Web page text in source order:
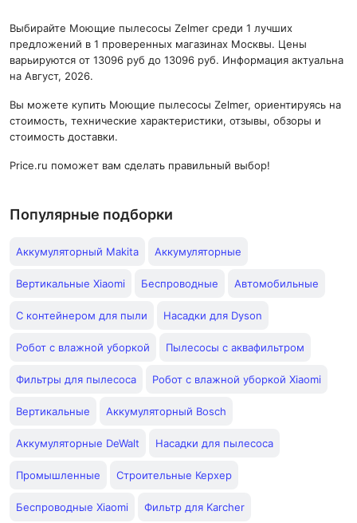
Выбирайте Моющие пылесосы Zelmer среди 1 лучших
предложений в 1 проверенных магазинах Москвы. Цены
варьируются от 13096 руб до 13096 руб. Информация актуальна
на Август, 2026.
Вы можете купить Моющие пылесосы Zelmer, ориентируясь на
стоимость, технические характеристики, отзывы, обзоры и
стоимость доставки.
Price.ru поможет вам сделать правильный выбор!
Популярные подборки
Аккумуляторный Makita Аккумуляторные
Вертикальные Xiaomi Беспроводные Автомобильные
С контейнером для пыли Насадки для Dyson
Робот с влажной уборкой Пылесосы с аквафильтром
Фильтры для пылесоса Робот с влажной уборкой Xiaomi
Вертикальные Аккумуляторный Bosch
Аккумуляторные DeWalt Насадки для пылесоса
Промышленные Строительные Керхер
Беспроводные Xiaomi Фильтр для Karcher